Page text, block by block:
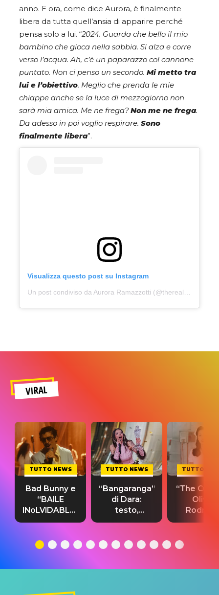
anno. E ora, come dice Aurora, è finalmente
libera da tutta quell’ansia di apparire perché
pensa solo a lui. “2024. Guarda che bello il mio
bambino che gioca nella sabbia. Si alza e corre
verso l’acqua. Ah, c’è un paparazzo col cannone
puntato. Non ci penso un secondo. Mi metto tra
lui e l’obiettivo. Meglio che prenda le mie
chiappe anche se la luce di mezzogiorno non
sarà mia amica. Me ne frega? Non me ne frega.
Da adesso in poi voglio respirare. Sono
finalmente libera”.
Visualizza questo post su Instagram
Un post condiviso da Aurora Ramazzotti (@therealauroragram)
VIRAL
TUTTO NEWS
Bad Bunny e
“BAILE
INoLVIDABLE”:
testo,
significato
TUTTO NEWS
“Bangaranga”
di Dara:
testo,
traduzione e
del singolo
TUTTO
“The
Olivia
testo,